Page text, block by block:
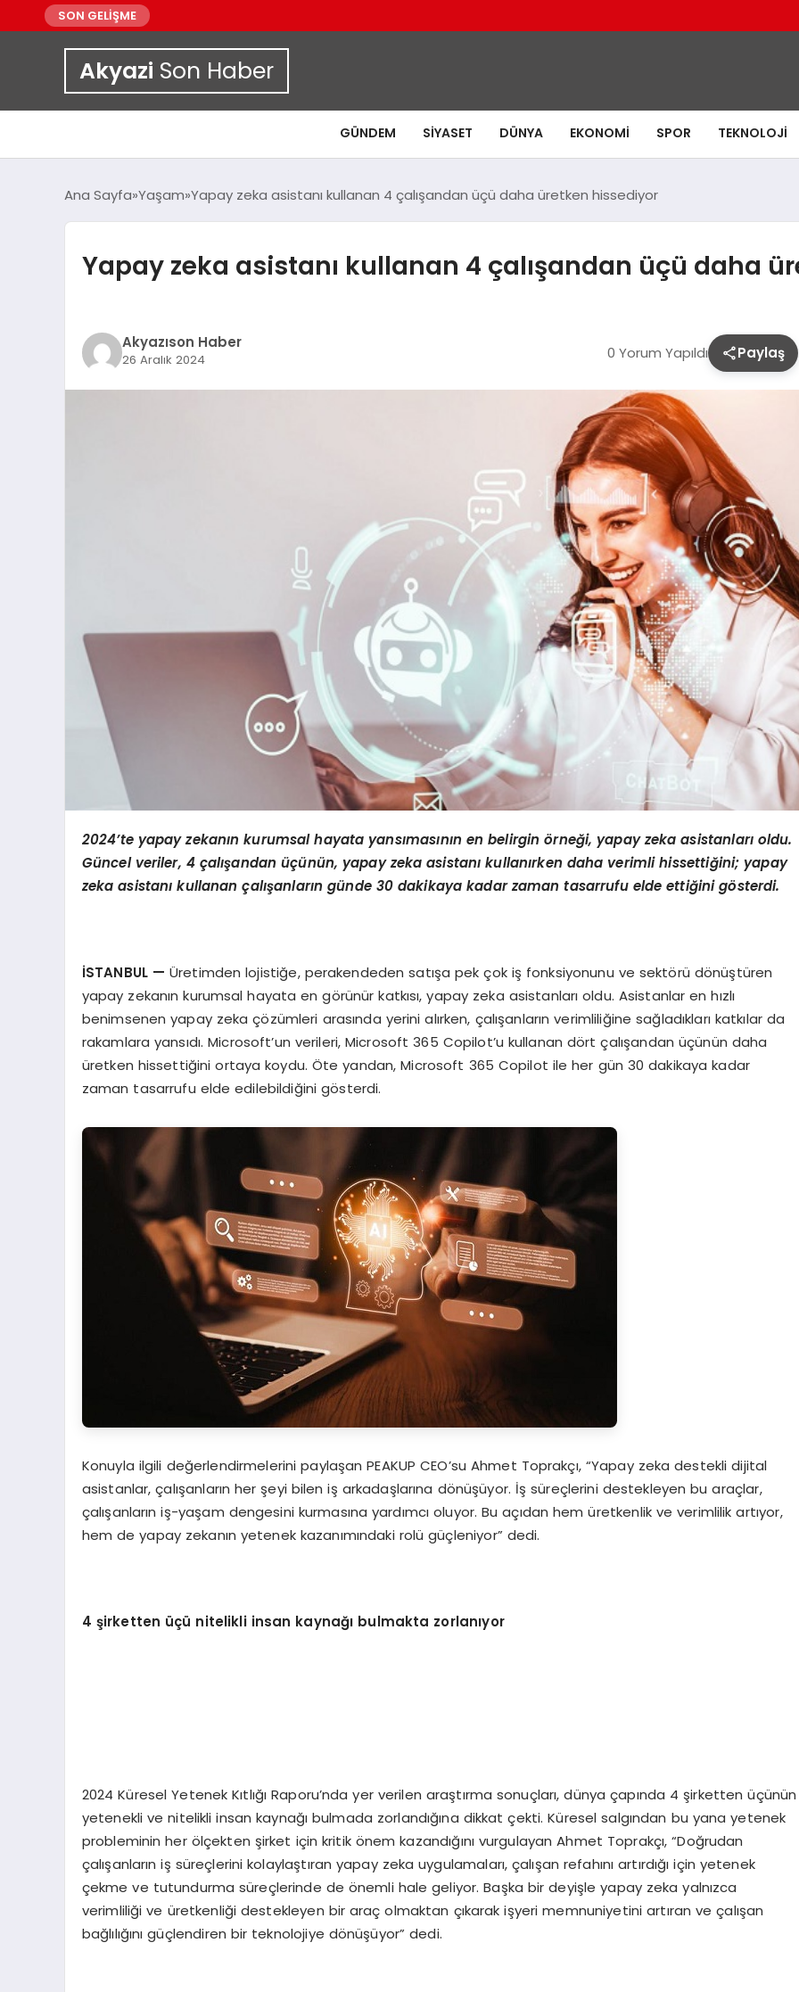
SON GELİŞME
Akyazi Son Haber
GÜNDEM SIYASET DÜNYA EKONOMI SPOR TEKNOLOJI
Ana Sayfa Yaşam Yapay zeka asistanı kullanan 4 çalışandan üçü daha üretken hissediyor
Yapay zeka asistanı kullanan 4 çalışandan üçü daha
Akyazıson Haber
26 Aralık 2024 0 Yorum Yapıldı Paylaş
2024’te yapay zekanın kurumsal hayata yansımasının enbelirginörneği, yapay zeka asistanları oldu.
Güncel veriler, 4 çalışandan üçünün, yapay zeka asistanı kullanırken daha verimli hissettiğini; yapay
zeka asistanı kullanan çalışanların günde 30 dakikaya kadar zaman tasarrufu elde ettiğini gösterdi.
İSTANBUL — Üretimden lojistiğe, perakendeden satışa pek çok iş fonksiyonunu ve sektörü dönüştüren
yapay zekanın kurumsal hayata en görünür katkısı, yapay zeka asistanları oldu. Asistanlar en hızlı
benimsenen yapay zeka çözümleri arasında yerini alırken, çalışanların verimliliğine sağladıkları katkılar da
rakamlara yansıdı. Microsoft’un verileri, Microsoft 365 Copilot’u kullanan dört çalışandan üçünün daha
üretken hissettiğini ortaya koydu. Öte yandan, Microsoft 365 Copilot ile her gün 30 dakikaya kadar
zaman tasarrufu elde edilebildiğini gösterdi.
Konuyla ilgili değerlendirmelerini paylaşan PEAKUP CEO’su Ahmet Toprakçı, “Yapay zeka destekli dijital
asistanlar, çalışanların her şeyi bilen iş arkadaşlarına dönüşüyor. İş süreçlerini destekleyen bu araçlar,
çalışanların iş-yaşam dengesini kurmasına yardımcı oluyor. Bu açıdan hem üretkenlik ve verimlilik artıyor,
hem de yapay zekanın yetenek kazanımındaki rolü güçleniyor” dedi.
4 şirketten üçü nitelikli insan kaynağı bulmakta zorlanıyor
2024 Küresel Yetenek Kıtlığı Raporu’nda yer verilen araştırma sonuçları, dünya çapında 4 şirketten üçünün
yetenekli ve nitelikli insan kaynağı bulmada zorlandığına dikkat çekti. Küresel salgından bu yana yetenek
probleminin her ölçekten şirket için kritik önem kazandığını vurgulayan Ahmet Toprakçı, “Doğrudan
çalışanların iş süreçlerini kolaylaştıran yapay zeka uygulamaları, çalışan refahını artırdığı için yetenek
çekme ve tutundurma süreçlerinde de önemli hale geliyor. Başka bir deyişle yapay zeka yalnızca
verimliliği ve üretkenliği destekleyen bir araç olmaktan çıkarak işyeri memnuniyetini artıran ve çalışan
bağlılığını güçlendiren bir teknolojiye dönüşüyor” dedi.